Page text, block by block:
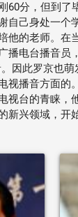
60分，但到了
自己身处一个
他的老师。在
播电台播音员
因此罗京也
视播音方面的
视台的青睐，
新兴领域，开